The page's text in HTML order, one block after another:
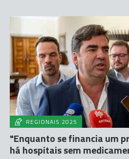
REGIONAIS 2025
"Enquanto se financia um
há hospitais sem